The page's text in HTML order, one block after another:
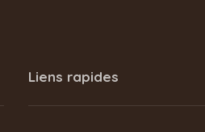
Liens rapides